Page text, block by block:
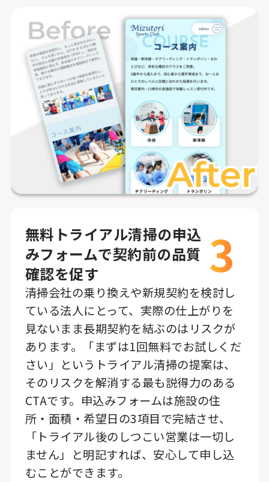
無料トライアル清掃の申込
みフォームで契約前の品質
確認を促す
3
清掃会社の乗り換えや新規契約を検討し
ている法人にとって、実際の仕上がりを
見ないまま長期契約を結ぶのはリスクが
あります。「まずは1回無料でお試しくだ
さい」というトライアル清掃の提案は、
そのリスクを解消する最も説得力のある
CTAです。申込みフォームは施設の住
所・面積・希望日の3項目で完結させ、
「トライアル後のしつこい営業は一切し
ません」と明記すれば、安心して申し込
むことができます。